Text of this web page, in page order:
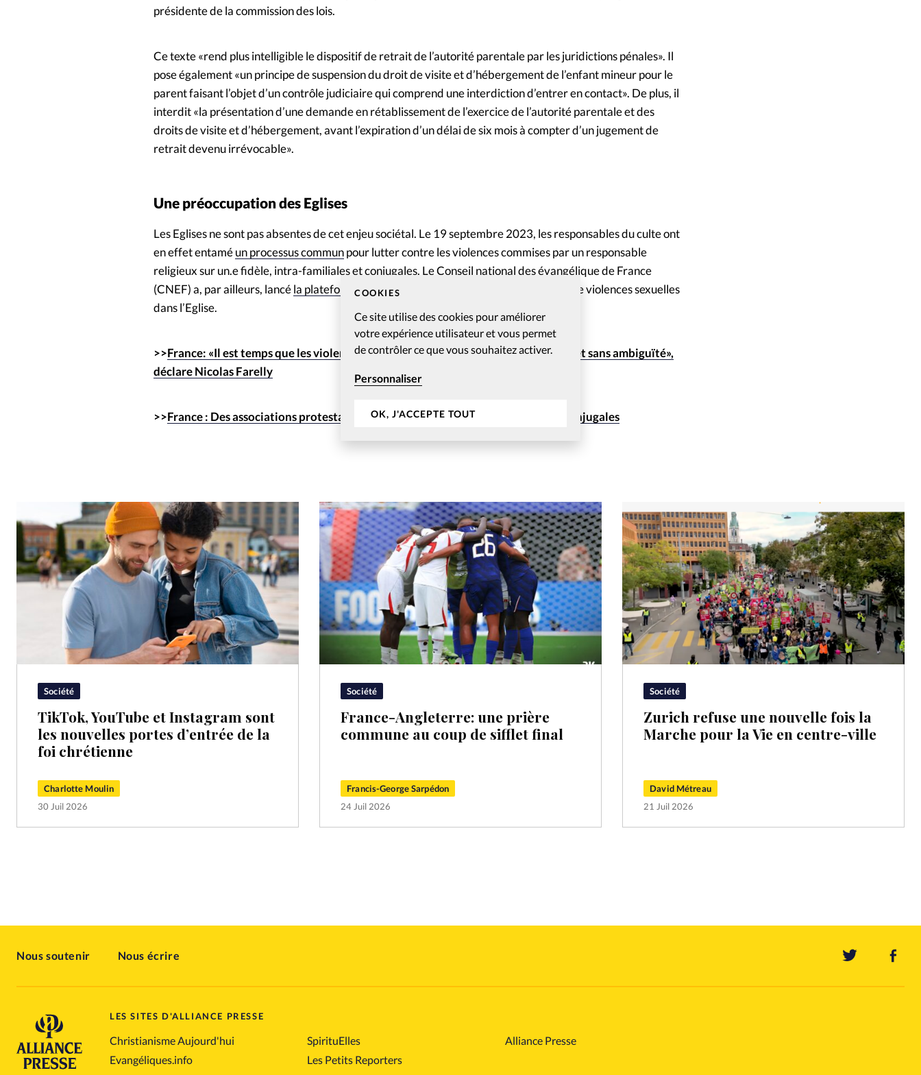
COOKIES
Ce site utilise des cookies pour améliorer
votre expérience utilisateur et vous permet
de contrôler ce que vous souhaitez activer.
Personnaliser
OK, J'ACCEPTE TOUT
présidente de la commission des lois.
Ce texte «rend plus intelligible le dispositif de retrait de l’autorité parentale par les juridictions pénales». Il
pose également «un principe de suspension du droit de visite et d’hébergement de l’enfant mineur pour le
parent faisant l’objet d’un contrôle judiciaire qui comprend une interdiction d’entrer en contact». De plus, il
interdit «la présentation d’une demande en rétablissement de l’exercice de l’autorité parentale et des
droits de visite et d’hébergement, avant l’expiration d’un délai de six mois à compter d’un jugement de
retrait devenu irrévocable».
Une préoccupation des Eglises
Les Eglises ne sont pas absentes de cet enjeu sociétal. Le 19 septembre 2023, les responsables du culte ont
en effet entaméun processus communpour lutter contre les violences commises par un responsable
religieux sur un.e fidèle, intra-familiales et conjugales. Le Conseil national des évangélique de France
(CNEF) a, par ailleurs, lancéla plateforme Stop abus
en 2022 pour aider les victimes de violences sexuelles
dans l’Eglise.
>>France: «Il est temps que les violences conjugales soient dénoncées avec clarté et sans ambiguïté»,
déclare Nicolas Farelly
>>France : Des associations protestantes sensibilisent les Eglises aux violences conjugales
Société
TikTok, YouTube et Instagram sont
les nouvelles portes d’entrée de la
foi chrétienne
Charlotte Moulin
30 Juil 2026
Société
France-Angleterre: une prière
commune au coup de sifflet final
Francis-George Sarpédon
24 Juil 2026
Société
Zurich refuse une nouvelle fois la
Marche pour la Vie en centre-ville
David Métreau
21 Juil 2026
Nous soutenir Nous écrire
LES SITES D'ALLIANCE PRESSE
Christianisme Aujourd'hui
Evangéliques.info
SpirituElles
Les Petits Reporters
Alliance Presse